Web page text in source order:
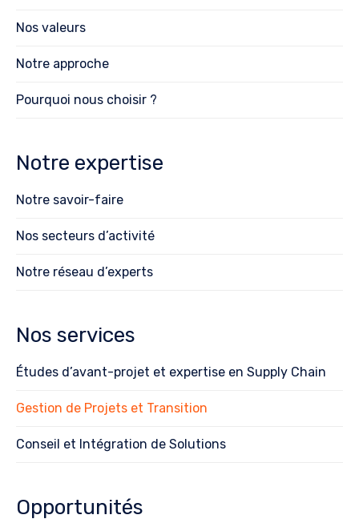
Nos valeurs
Notre approche
Pourquoi nous choisir ?
Notre expertise
Notre savoir-faire
Nos secteurs d’activité
Notre réseau d’experts
Nos services
Études d’avant-projet et expertise en Supply Chain
Gestion de Projets et Transition
Conseil et Intégration de Solutions
Opportunités